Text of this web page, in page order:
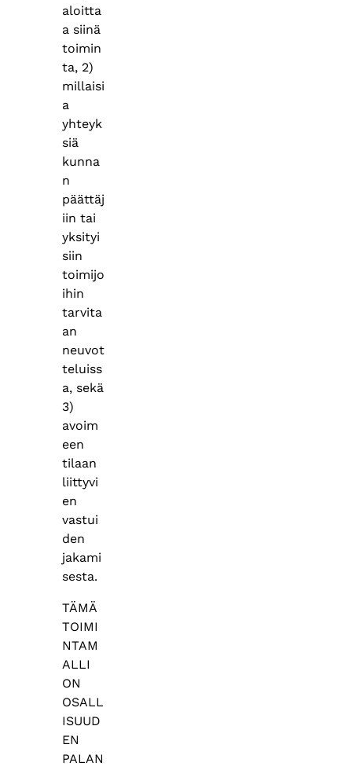
aloitta
a siinä
toimin
ta, 2)
millaisi
a
yhteyk
siä
kunna
n
päättäj
iin tai
yksityi
siin
toimijo
ihin
tarvita
an
neuvot
teluiss
a, sekä
3)
avoim
een
tilaan
liittyvi
en
vastui
den
jakami
sesta.
TÄMÄ
TOIMI
NTAM
ALLI
ON
OSALL
ISUUD
EN
PALAN